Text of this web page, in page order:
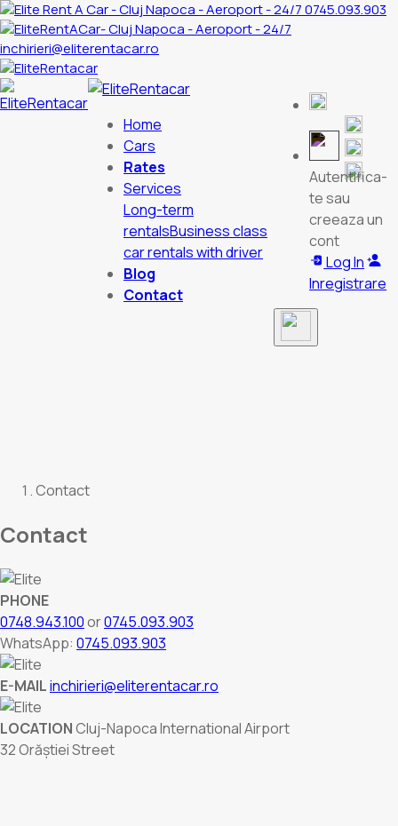
0745.093.903
inchirieri@eliterentacar.ro
Home
Cars
Rates
Services
Long-term
rentalsBusiness class
car rentals with driver
Blog
Contact
Autentifica-
te sau
creeaza un
cont
Log In
Inregistrare
Contact
Contact
PHONE
0748.943.100or0745.093.903
WhatsApp: 0745.093.903
E-MAILinchirieri@eliterentacar.ro
LOCATIONCluj-Napoca International Airport
32 Orăștiei Street